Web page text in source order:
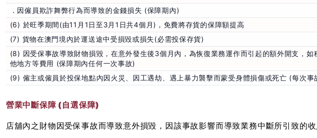
．因僱員欺詐舞弊行為而導致的金錢損失 (保障期內)
(6) 於旺季期間(由11月1日至3月1日共4個月)，免費將存貨的保障額提高
(7) 貨物在澳門境內於運送途中受損毀或損失(必需投保存貨)
(8) 因受保事故導致財物損毀，在意外發生後3個月內，為恢復業務運作而引起的額外開支，如
他地方等費用 (保障期內任何一次事故)
(9) 僱主或僱員於投保地點內因火災、因工遇劫、遇上暴力襲擊而蒙受身體損傷或死亡 (每次事
營業中斷保障 (自選保障)
店舖內之財物因受保事故而導致意外損毀，因該事故影響而導致業務中斷所引致的